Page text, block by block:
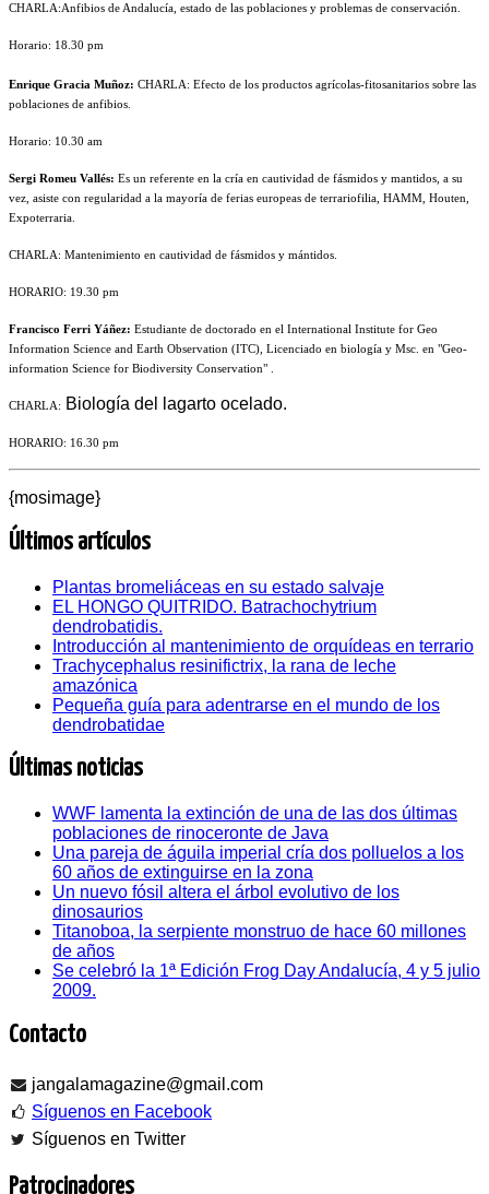
CHARLA:Anfibios de Andalucía, estado de las poblaciones y problemas de conservación.
Horario: 18.30 pm
Enrique Gracia Muñoz: CHARLA: Efecto de los productos agrícolas-fitosanitarios sobre las
poblaciones de anfibios.
Horario: 10.30 am
Sergi Romeu Vallés: Es un referente en la cría en cautividad de fásmidos y mantidos, a su
vez, asiste con regularidad a la mayoría de ferias europeas de terrariofilia, HAMM, Houten,
Expoterraria.
CHARLA: Mantenimiento en cautividad de fásmidos y mántidos.
HORARIO: 19.30 pm
Francisco Ferri Yáñez: Estudiante de doctorado en el International Institute for Geo
Information Science and Earth Observation (ITC), Licenciado en biología y Msc. en "Geo-
information Science for Biodiversity Conservation" .
CHARLA: Biología del lagarto ocelado.
HORARIO: 16.30 pm
{mosimage}
Últimos artículos
Plantas bromeliáceas en su estado salvaje
EL HONGO QUITRIDO. Batrachochytrium
dendrobatidis.
Introducción al mantenimiento de orquídeas en terrario
Trachycephalus resinifictrix, la rana de leche
amazónica
Pequeña guía para adentrarse en el mundo de los
dendrobatidae
Últimas noticias
WWF lamenta la extinción de una de las dos últimas
poblaciones de rinoceronte de Java
Una pareja de águila imperial cría dos polluelos a los
60 años de extinguirse en la zona
Un nuevo fósil altera el árbol evolutivo de los
dinosaurios
Titanoboa, la serpiente monstruo de hace 60 millones
de años
Se celebró la 1ª Edición Frog Day Andalucía, 4 y 5 julio
2009.
Contacto
jangalamagazine@gmail.com
Síguenos en Facebook
Síguenos en Twitter
Patrocinadores